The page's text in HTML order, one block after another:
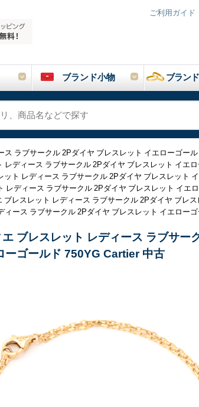
ご利用ガイド
ブランド小物 ブラン
ス ラブサークル 2Pダイヤ ブレスレット イエローゴー
レディース ラブサークル 2Pダイヤ ブレスレット イエ
ット レディース ラブサークル 2Pダイヤ ブレスレット
レディース ラブサークル 2Pダイヤ ブレスレット イエ
ブレスレット レディース ラブサークル 2Pダイヤ ブレ
ィース ラブサークル 2Pダイヤ ブレスレット イエロー
エ ブレスレット レディース ラブサー
ーゴールド 750YG Cartier 中古